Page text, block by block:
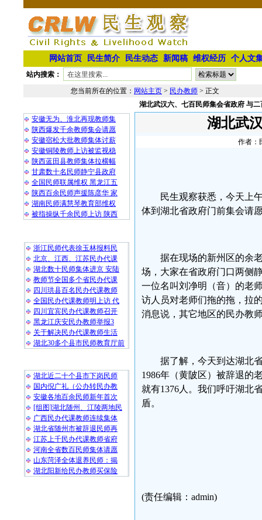
网站首页 民生简介 民生动态 新闻稿 维权经历 个人文
站内搜索：
您当前所在的位置： 网站主页 > 民办教师 > 正文
安徽无为、淮北再现教师集
陕西爆发千余教师集会请愿
安徽宿松大批教师集体讨薪
安徽铜陵教师上访被监视稳
陕西蓝田县教师集体拉横幅
甘肃数十名民师静宁县政府
全国民师联属维权 黑龙江五
陕西百余民师声援陈彦华 家
湖南民师满慧琴教育部维权
被指操纵千余民师上访 陕西
浙江民师代表徐玉林报料民
北京、江西、江苏民办代课
湖北数十民师集体进京 安陆
教师节全国多个省民办代课
四川珙县百名民办代课教师
全国民办代课教师明上访 代
四川宜宾民办代课教师召开
黑龙江庆安民办教师举报3
关于解决民办代课教师生活
湖北30多个县市民师教育厅前
湖北近二十个县市下岗民师
国内倪广礼（公办转民办教
安徽各地百余民师新年首次
[组图]湖北随州、江陵两地民
广西民办代课教师连续集体
湖北省随州市被辞退民师再
江苏上千民办代课教师省府
河南全省数百民师集体请愿
山东菏泽全体退养民师：揭
湖北阳新给民办教师买保险
湖北武汉六、七百民师集会省政府 与二
湖北武
作者：
民生观察获悉，今天上
体到湖北省政府门前集会请
据在现场的新州区的余
场，大家在省政府门口两侧
一位名叫刘净明（音）的老
访人员对老师们拖的拖，拉
消息说，其它地区的民办教
据了解，今天到达湖北
1986年（黄陂区）被辞退的
就有1376人。我们呼吁湖北
盾。
(责任编辑：admin)